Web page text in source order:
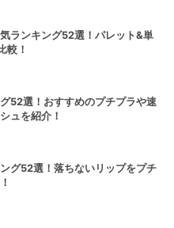
ランキング52選！パレット&単
較！
52選！おすすめのプチプラや速
ュを紹介！
グ52選！落ちないリップをプチ